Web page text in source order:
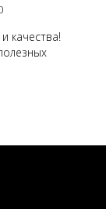
качества!